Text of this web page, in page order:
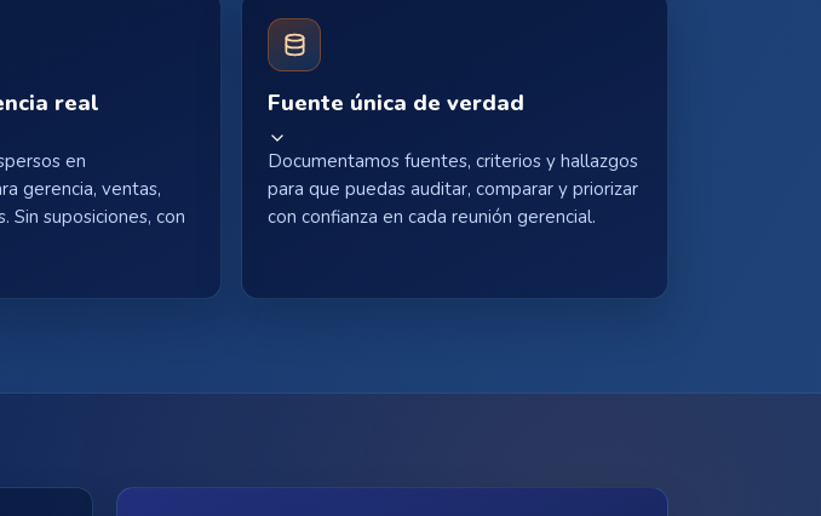
real
en
gerencia, ventas,
Sin suposiciones, con
Fuente única de verdad
Documentamos fuentes, criterios y hallazgos
para que puedas auditar, comparar y priorizar
con confianza en cada reunión gerencial.